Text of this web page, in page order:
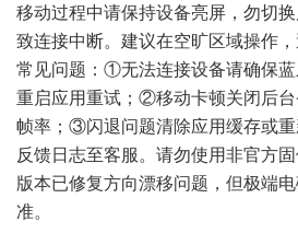
移动过程中请保持设备亮屏，勿切
致连接中断。建议在空旷区域操作，
常见问题：①无法连接设备请确保蓝
重启应用重试；②移动卡顿关闭后
帧率；③闪退问题清除应用缓存或
反馈日志至客服。请勿使用非官方
版本已修复方向漂移问题，但极端
准。